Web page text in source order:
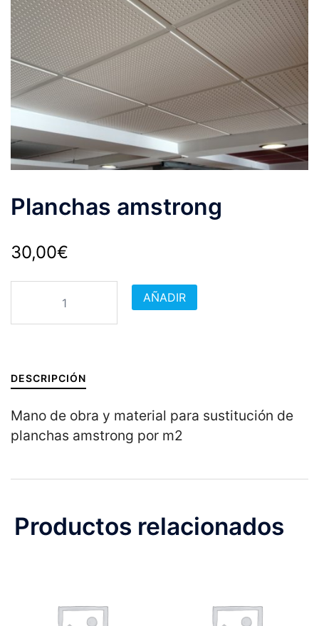
Planchas amstrong
30,00€
cantidad
AÑADIR
DESCRIPCIÓN
Mano de obra y material para sustitución de
planchas amstrong por m2
Productos relacionados